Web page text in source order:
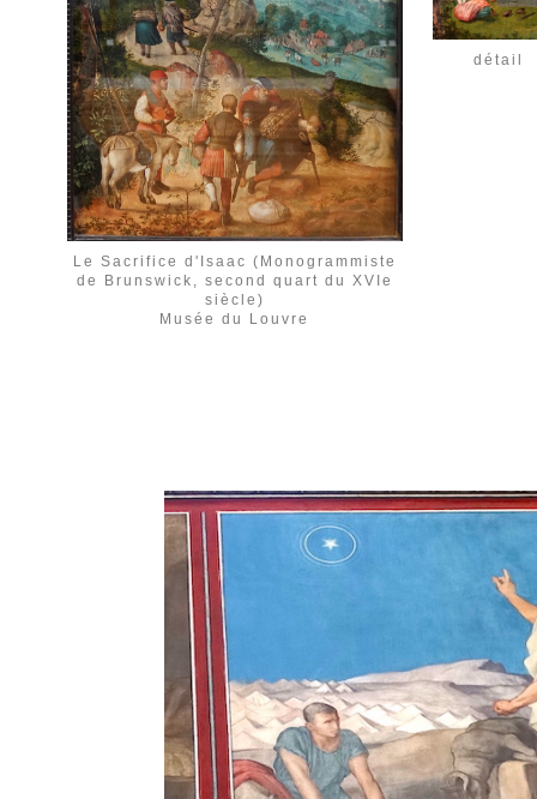
Le Sacrifice d'Isaac (Monogrammiste
de Brunswick, second quart du XVIe
siècle)
Musée du Louvre
détail